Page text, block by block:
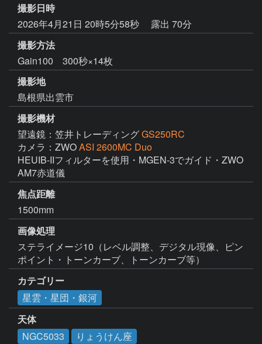
撮影日時
2026年4月21日 20時5分58秒
露出 70分
撮影方法
Gain100 300秒×14枚
撮影地
島根県出雲市
撮影機材
望遠鏡：笠井トレーディングGS250RC
カメラ：ZWOASI 2600MC Duo
HEUIB-IIフィルターを使用・MGEN-3でガイド・ZWO
焦点距離
1500mm
画像処理
ステライメージ10（レベル調整、デジタル現像、ピン
ポイント・トーンカーブ、トーンカーブ等）
カテゴリー
星雲・星団・銀河
天体
NGC5033
りょうけん座